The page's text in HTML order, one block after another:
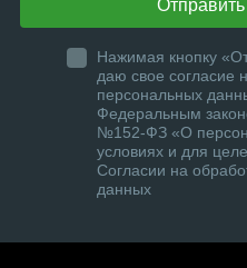
Нажимая кнопку
даю свое согласие
персональных
Федеральным
№152-ФЗ «О
условиях и для
Согласии на
данных